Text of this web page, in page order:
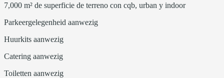
7,000 m² de superficie de terreno con cqb, urban y indoor
Parkeergelegenheid aanwezig
Huurkits aanwezig
Catering aanwezig
Toiletten aanwezig